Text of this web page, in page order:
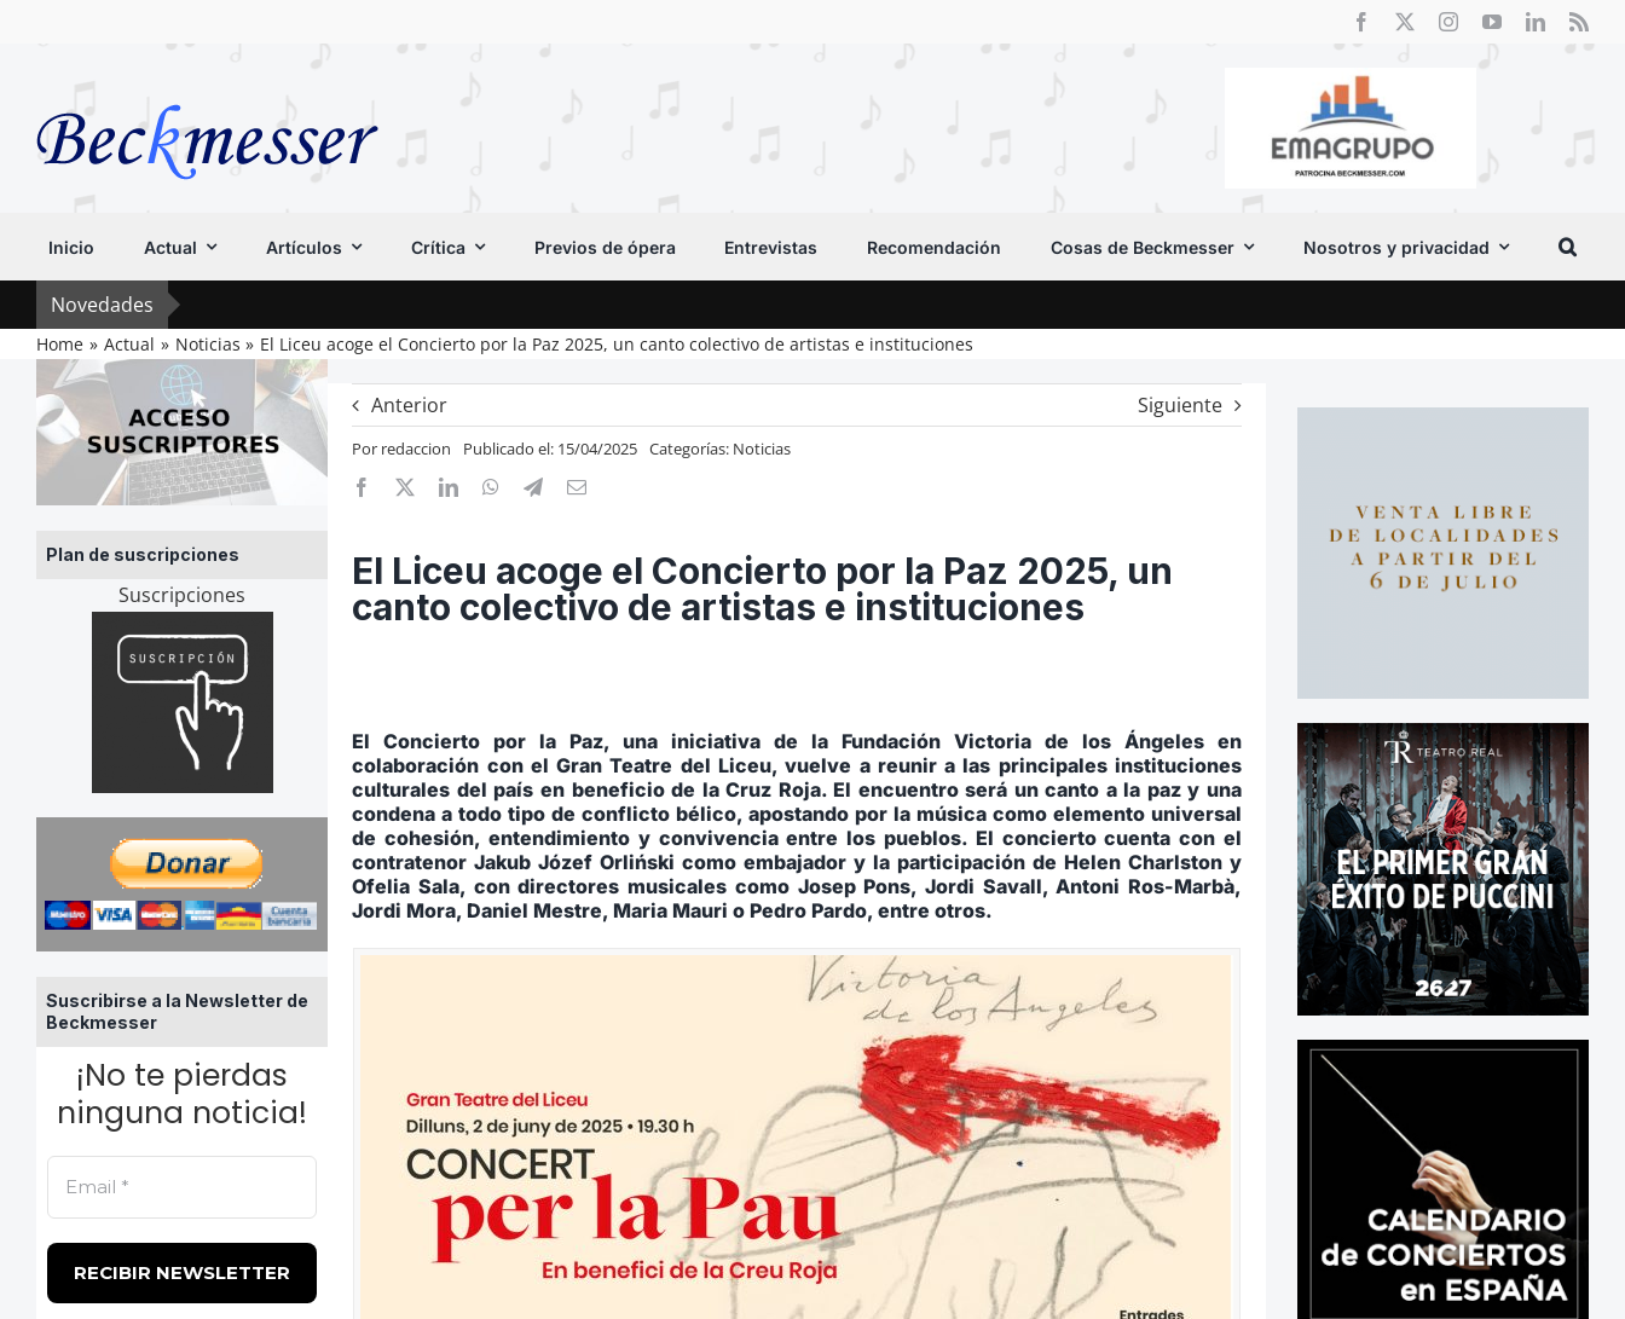
Inicio Actual Artículos Crítica Previos de ópera Entrevistas Recomendación Cosas de Beckmesser Nosotros y privacidad
Novedades
Home Actual Noticias El Liceu acoge el Concierto por la Paz 2025, un canto colectivo de artistas e instituciones
Plan de suscripciones
Suscripciones
Suscribirse a la Newsletter de
Beckmesser
¡No te pierdas
ninguna noticia!
Anterior Siguiente
Por redaccion Publicado el: 15/04/2025 Categorías: Noticias
El Liceu acoge el Concierto por la Paz 2025, un
canto colectivo de artistas e instituciones
El Concierto por la Paz, una iniciativa de la Fundación Victoria de los Ángeles en
colaboración con el Gran Teatre del Liceu, vuelve a reunir a las principales instituciones
culturales del país en beneficio de la Cruz Roja. El encuentro será un canto a la paz y una
condena a todo tipo de conflicto bélico, apostando por la música como elemento universal
de cohesión, entendimiento y convivencia entre los pueblos. El concierto cuenta con el
contratenor Jakub Józef Orliński como embajador y la participación de Helen Charlston y
Ofelia Sala, con directores musicales como Josep Pons, Jordi Savall, Antoni Ros-Marbà,
Jordi Mora, Daniel Mestre, Maria Mauri o Pedro Pardo, entre otros.